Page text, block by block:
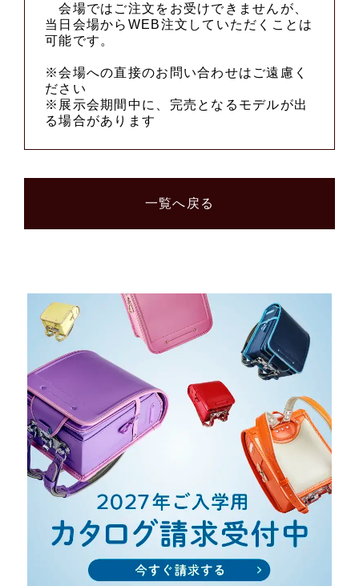
会場ではご注文をお受けできませんが、
当日会場からWEB注文していただくことは
可能です。
※会場への直接のお問い合わせはご遠慮く
ださい
※展示会期間中に、完売となるモデルが出
る場合があります
一覧へ戻る